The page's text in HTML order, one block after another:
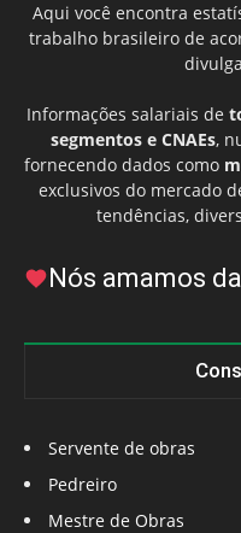
Aqui você encontra
trabalho brasileiro de
Informações salariais de
segmentos e CNAEs,
fornecendo dados como
exclusivos do mercado
tendências,
Nós amamos
Servente de obras
Pedreiro
Mestre de Obras